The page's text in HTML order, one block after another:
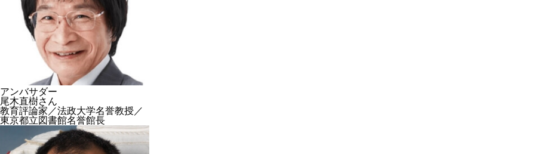
アンバサダー
尾木直樹さん
教育評論家／法政大学名誉教授／
東京都立図書館名誉館長